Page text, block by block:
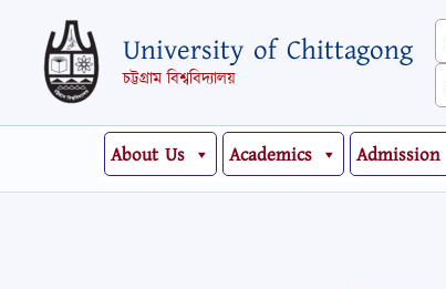
content
University of Chittagong
চট্টগ্রাম বিশ্ববিদ্যালয়
About Us Academics Admission